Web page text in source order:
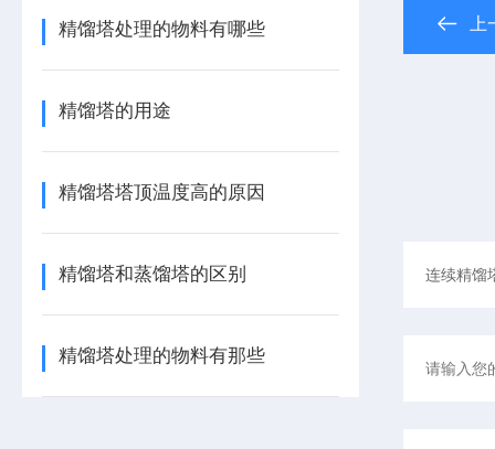
精馏塔处理的物料有哪些
精馏塔的用途
精馏塔塔顶温度高的原因
精馏塔和蒸馏塔的区别
精馏塔处理的物料有那些